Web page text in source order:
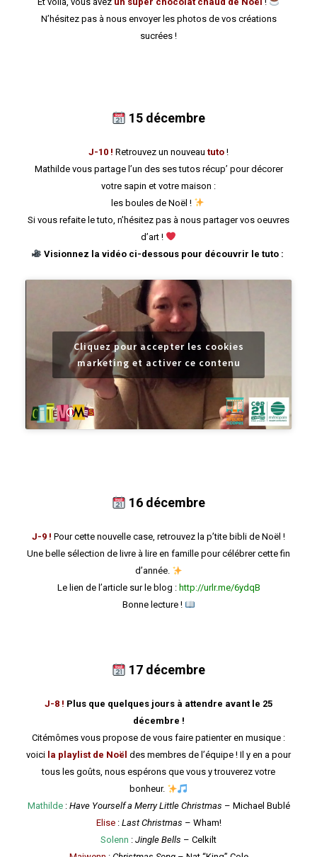
N’hésitez pas à nous envoyer les photos de vos créations
sucrées !
15 décembre
J-10 ! Retrouvez un nouveau tuto !
Mathilde vous partage l’un des ses tutos récup’ pour décorer
votre sapin et votre maison :
les boules de Noël !
Si vous refaite le tuto, n’hésitez pas à nous partager vos oeuvres
d’art !
Visionnez la vidéo ci-dessous pour découvrir le tuto :
Cliquez pour accepter les cookies
marketing et activer ce contenu
16 décembre
J-9 ! Pour cette nouvelle case, retrouvez la p’tite bibli de Noël !
Une belle sélection de livre à lire en famille pour célébrer cette fin
d’année.
Le lien de l’article sur le blog : http://urlr.me/6ydqB
Bonne lecture !
17 décembre
J-8 ! Plus que quelques jours à attendre avant le 25
décembre !
Citémômes vous propose de vous faire patienter en musique :
voici la playlist de Noël des membres de l’équipe ! Il y en a pour
tous les goûts, nous espérons que vous y trouverez votre
bonheur.
Mathilde: Have Yourself a Merry Little Christmas – Michael Bublé
Elise: Last Christmas – Wham!
Solenn : Jingle Bells – Celkilt